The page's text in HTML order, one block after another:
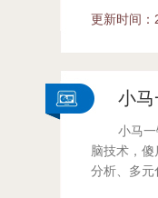
更新时间
小
小马
脑技术，
分析、多